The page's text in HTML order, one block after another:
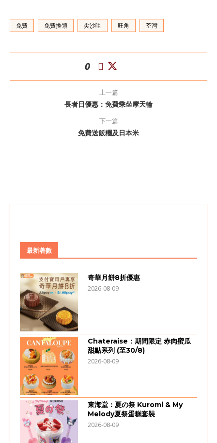
免費 免費換領 尖沙咀 旺角 荃灣
0
上一篇
長者日優惠：免費乘坐摩天輪
下一篇
免費送飯糰及日本米
最新著數
奇華月餅8折優惠
2026-08-09
Chateraise：期間限定 赤肉蜜瓜
甜點系列 (至30/8)
2026-08-09
東海堂：夏の祭 Kuromi & My
Melody夏祭蛋糕套裝
2026-08-09